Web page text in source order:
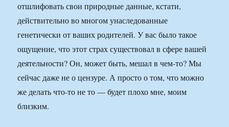
отшлифовать свои природные данные, кстати,
действительно во многом унаследованные
генетически от ваших родителей. У вас было такое
ощущение, что этот страх существовал в сфере вашей
деятельности? Он, может быть, мешал в чем-то? Мы
сейчас даже не о цензуре. А просто о том, что можно
же делать что-то не то — будет плохо мне, моим
близким.